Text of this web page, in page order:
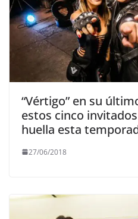
“Vértigo” en su
estos cinco
huella esta
27/06/2018